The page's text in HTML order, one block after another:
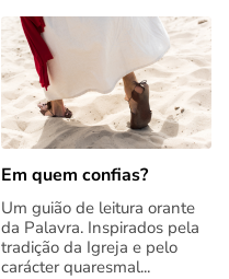
Em quem confias?
Um guião de leitura orante
da Palavra. Inspirados pela
tradição da Igreja e pelo
carácter quaresmal...